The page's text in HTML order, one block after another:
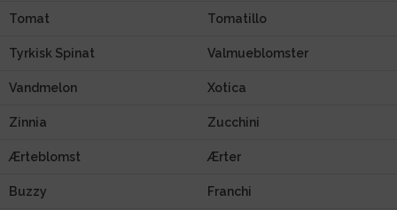
Tomat Tomatillo
Tyrkisk Spinat Valmueblomster
Vandmelon Xotica
Zinnia Zucchini
Ærteblomst Ærter
Buzzy Franchi